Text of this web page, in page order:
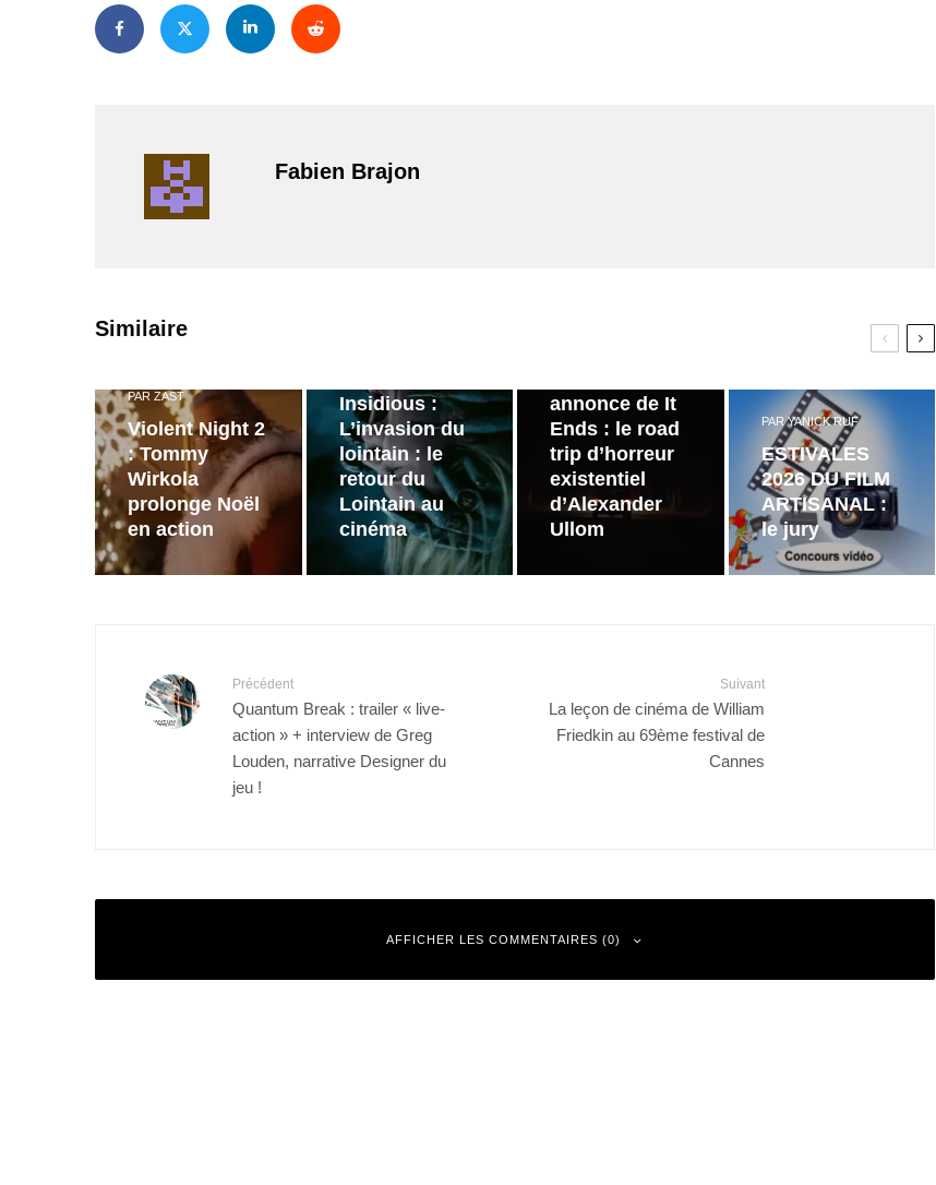
Fabien Brajon
Similaire
PAR ZAST
Violent Night 2
: Tommy
Wirkola
prolonge Noël
en action
Insidious :
L’invasion du
lointain : le
retour du
Lointain au
cinéma
annonce de It
Ends : le road
trip d’horreur
existentiel
d’Alexander
Ullom
PARYANICK RUF
ESTIVALES
2026 DU FILM
ARTISANAL :
le jury
Précédent
Quantum Break : trailer « live-
action » + interview de Greg
Louden, narrative Designer du
jeu !
Suivant
La leçon de cinéma de William
Friedkin au 69ème festival de
Cannes
AFFICHER LES COMMENTAIRES (0)